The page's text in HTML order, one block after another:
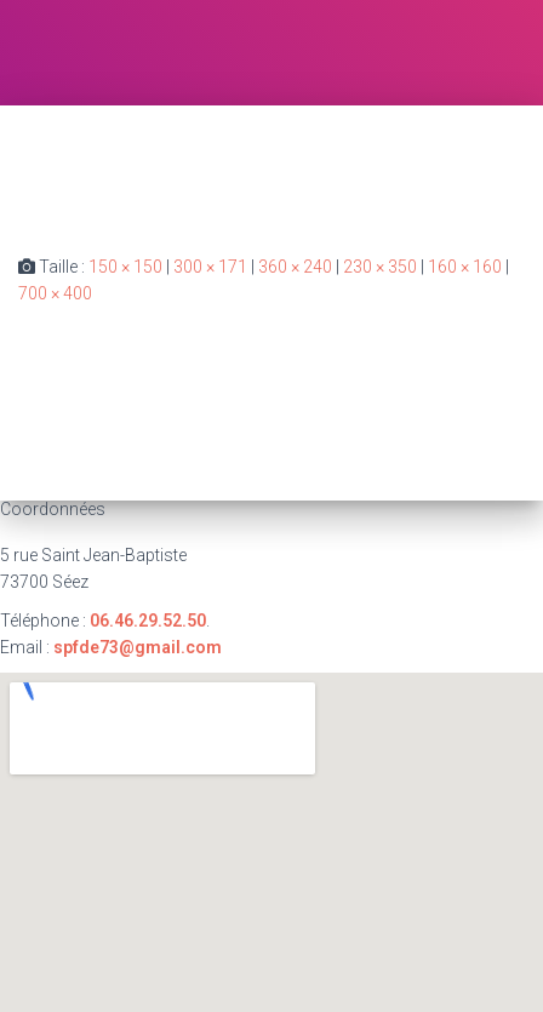
Taille : 150 × 150 300 × 171 360 × 240 230 × 350 160 × 160
700 × 400
Coordonnées
5 rue Saint Jean-Baptiste
73700 Séez
Téléphone : 06.46.29.52.50
Email : spfde73@gmail.com